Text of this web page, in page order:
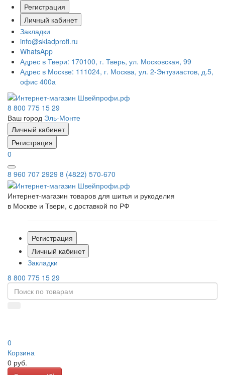
Регистрация
Личный кабинет
Закладки
info@skladprofi.ru
WhatsApp
Адрес в Твери: 170100, г. Тверь, ул. Московская, 99
Адрес в Москве: 111024, г. Москва, ул. 2-Энтузиастов, д.5,
офис 400а
8 800 775 15 29
Ваш город Эль-Монте
Личный кабинет
Регистрация
0
8 960 707 2929 8 (4822) 570-670
Интернет-магазин товаров для шитья и рукоделия
в Москве и Твери, с доставкой по РФ
Регистрация
Личный кабинет
Закладки
8 800 775 15 29
0
Корзина
0 руб.